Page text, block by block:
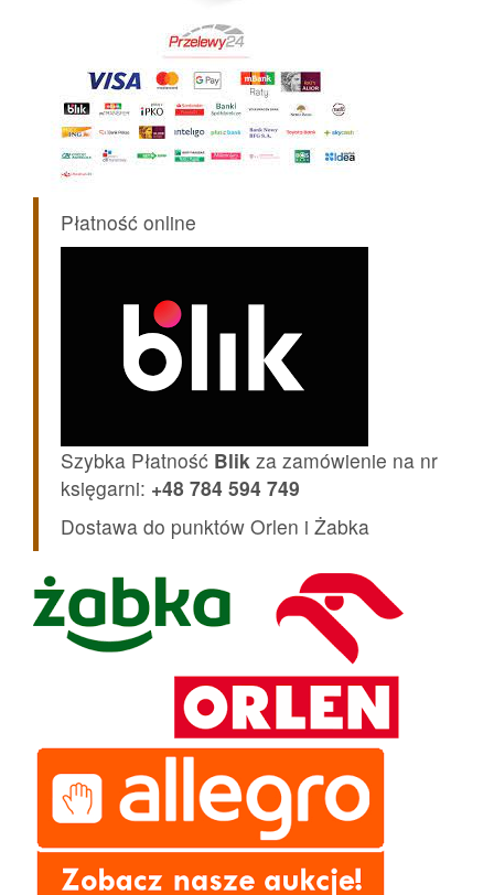
Płatność online
Szybka Płatność Blik za zamówienie na nr
księgarni: +48 784 594 749
Dostawa do punktów Orlen i Żabka